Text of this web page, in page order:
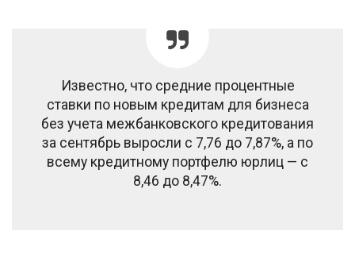
Известно, что средние процентные
ставки по новым кредитам для бизнеса
без учета межбанковского кредитования
за сентябрь выросли с 7,76 до 7,87%, а по
всему кредитному портфелю юрлиц — с
8,46 до 8,47%.